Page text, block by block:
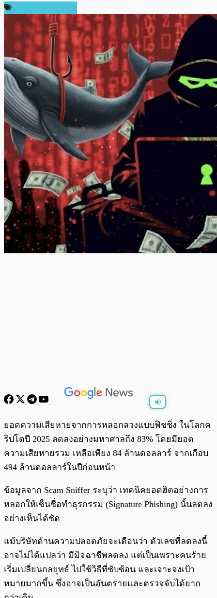
พร้อมเล่น 0:00 / 0:00
ยอดความเสียหายจากการหลอกลวงแบบฟิชชิ่ง ในโลกค
ริปโตปี 2025 ลดลงอย่างมหาศาลถึง 83% โดยมียอด
ความเสียหายรวม เหลือเพียง 84 ล้านดอลลาร์ จากเกือบ
494 ล้านดอลลาร์ในปีก่อนหน้า
ข้อมูลจาก Scam Sniffer ระบุว่า เทคนิคยอดฮิตอย่างการ
หลอกให้เซ็นชื่อทำธุรกรรม (Signature Phishing) นั้นลดลง
อย่างเห็นได้ชัด
แม้บริษัทด้านความปลอดภัยจะเตือนว่า ตัวเลขที่ลดลงนี้
อาจไม่ได้แปลว่า มีมิจฉาชีพลดลง แต่เป็นเพราะคนร้าย
เริ่มเปลี่ยนกลยุทธ์ ไปใช้วิธีที่ซับซ้อน และเจาะจงเป้า
หมายมากขึ้น ซึ่งอาจเป็นอันตรายและตรวจจับได้ยาก